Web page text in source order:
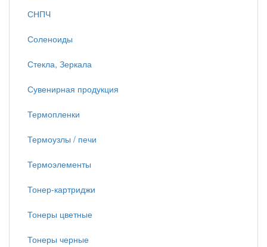
СНПЧ
Соленоиды
Стекла, Зеркала
Сувенирная продукция
Термопленки
Термоузлы / печи
Термоэлементы
Тонер-картриджи
Тонеры цветные
Тонеры черные